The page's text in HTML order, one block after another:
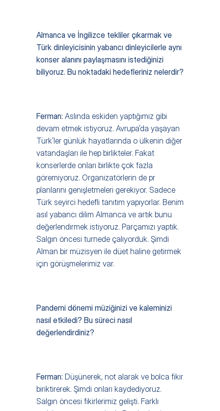
Almanca ve İngilizce tekliler çıkarmak ve
Türk dinleyicisinin yabancı dinleyicilerle aynı
konser alanını paylaşmasını istediğinizi
biliyoruz. Bu noktadaki hedefleriniz nelerdir?
Ferman: Aslında eskiden yaptığımız gibi
devam etmek istiyoruz. Avrupa’da yaşayan
Türk’ler günlük hayatlarında o ülkenin diğer
vatandaşları ile hep birlikteler. Fakat
konserlerde onları birlikte çok fazla
göremiyoruz. Organizatörlerin de pr
planlarını genişletmeleri gerekiyor. Sadece
Türk seyirci hedefli tanıtım yapıyorlar. Benim
asıl yabancı dilim Almanca ve artık bunu
değerlendirmek istiyoruz. Parçamızı yaptık.
Salgın öncesi turnede çalıyorduk. Şimdi
Alman bir müzisyen ile düet haline getirmek
için görüşmelerimiz var.
Pandemi dönemi müziğinizi ve kaleminizi
nasıl etkiledi? Bu süreci nasıl
değerlendirdiniz?
Ferman: Düşünerek, not alarak ve bolca fikir
biriktirerek. Şimdi onları kaydediyoruz.
Salgın öncesi fikirlerimiz gelişti. Farklı